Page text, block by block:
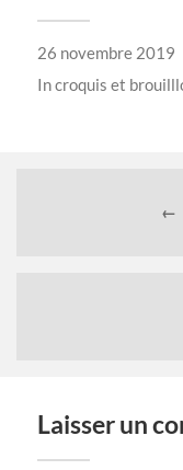
26 novembre 2019
Incroquis et
←
Laisser un